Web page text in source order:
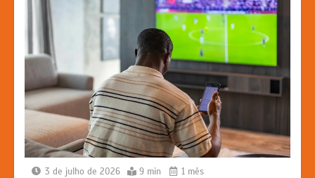
3 de julho de 2026 9 min 1 mês